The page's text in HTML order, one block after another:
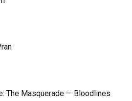
The Masquerade — Bloodlines